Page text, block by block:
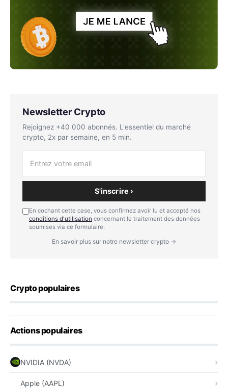
Newsletter Crypto
Rejoignez +40 000 abonnés. L'essentiel du marché
crypto, 2x par semaine, en 5 min.
S'inscrire ›
En cochant cette case, vous confirmez avoir lu et accepté nos
conditions d'utilisation concernant le traitement des données
soumises via ce formulaire.
En savoir plus sur notre newsletter crypto →
Crypto populaires
Actions populaires
NVIDIA (NVDA)
Apple (AAPL)